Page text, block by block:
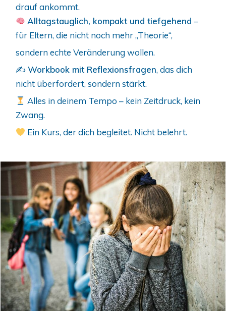
drauf ankommt.
Alltagstauglich, kompakt und tiefgehend –
für Eltern, die nicht noch mehr „Theorie“,
sondern echte Veränderung wollen.
✍️Workbook mit Reflexionsfragen, das dich
nicht überfordert, sondern stärkt.
Alles in deinem Tempo – kein Zeitdruck, kein
Zwang.
Ein Kurs, der dich begleitet. Nicht belehrt.